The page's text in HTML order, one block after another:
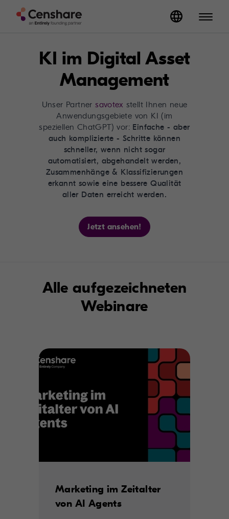
KI im Digital Asset
Management
Unser Partnersavotex stellt Ihnen neue
Anwendungsgebiete von KI (im
speziellen ChatGPT) vor: Einfache - aber
auch komplizierte - Schritte können
schneller, wenn nicht sogar
automatisiert, abgehandelt werden,
Zusammenhänge & Klassifizierungen
erkannt sowie eine bessere Qualität
aller Daten erreicht werden.
Jetzt ansehen!
Alle aufgezeichneten
Webinare
Marketing im Zeitalter
von AI Agents